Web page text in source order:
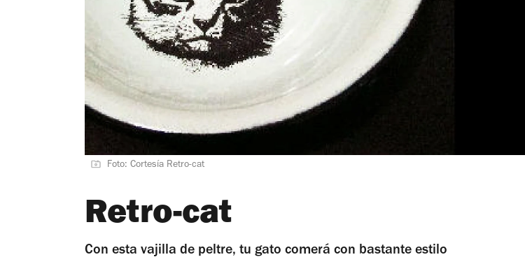
Foto: Cortesía Retro-cat
Retro-cat
Con esta vajilla de peltre, tu gato comerá con bastante estilo